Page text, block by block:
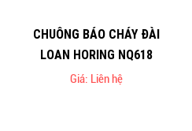
CHUÔNG BÁO CHÁY ĐÀI
LOAN HORING NQ618
Giá: Liên hệ